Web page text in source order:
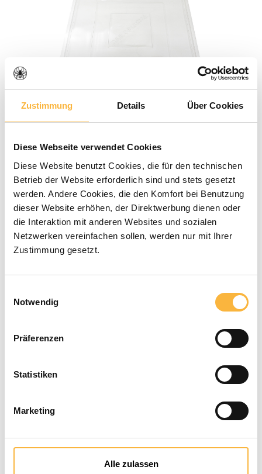
Zustimmung Details Über Cookies
Diese Webseite verwendet Cookies
Diese Website benutzt Cookies, die für den technischen
Betrieb der Website erforderlich sind und stets gesetzt
werden. Andere Cookies, die den Komfort bei Benutzung
dieser Website erhöhen, der Direktwerbung dienen oder
die Interaktion mit anderen Websites und sozialen
Netzwerken vereinfachen sollen, werden nur mit Ihrer
Zustimmung gesetzt.
Notwendig
Präferenzen
Statistiken
Marketing
Alle zulassen
€ 3,20*
Prijzen incl. BTW en excl. verzendkosten
Beschikbaar binnen de aangegeven
levertijd